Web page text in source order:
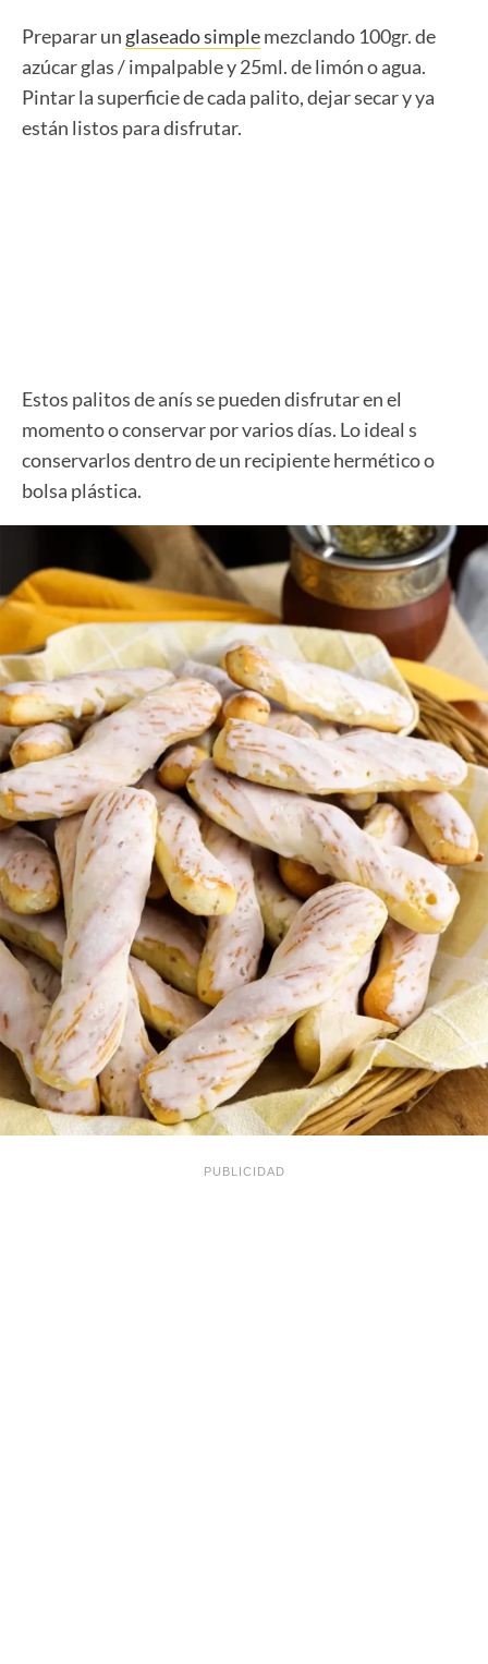
Preparar un glaseado simplemezclando 100gr. de
azúcar glas / impalpable y 25ml. de limón o agua.
Pintar la superficie de cada palito, dejar secar y ya
están listos para disfrutar.
Estos palitos de anís se pueden disfrutar en el
momento o conservar por varios días. Lo ideal s
conservarlos dentro de un recipiente hermético o
bolsa plástica.
PUBLICIDAD